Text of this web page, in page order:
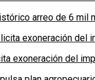
arreo de 6 mil
exoneración del